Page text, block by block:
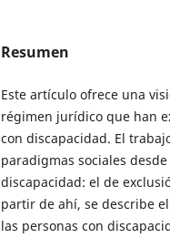
Resumen
Este artículo ofrece una
régimen jurídico que han
con discapacidad. El
paradigmas sociales
discapacidad: el de
partir de ahí, se describe
las personas con